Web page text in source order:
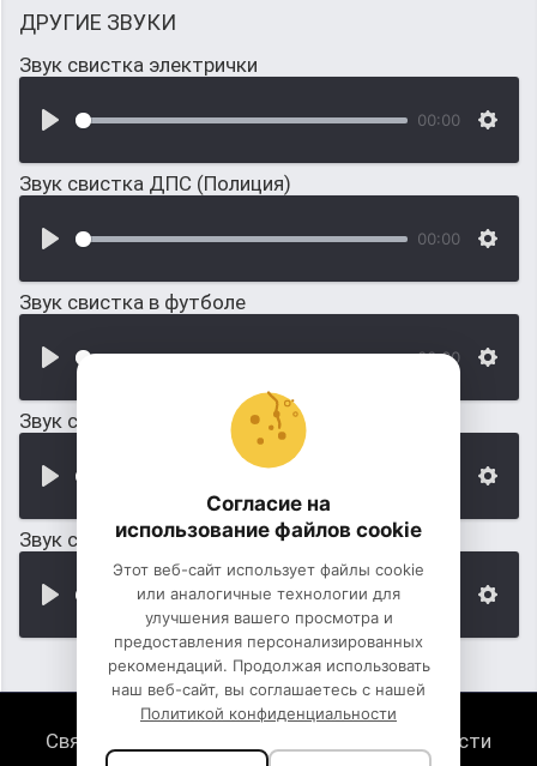
ДРУГИЕ ЗВУКИ
Звук свистка электрички
00:00
Звук свистка ДПС (Полиция)
00:00
Звук свистка в футболе
00:00
Звук свистка в бассейне
Звук свистка на ралли
Связь с нами
Политика конфиденциальности
Согласие на
использование файлов cookie
Этот веб-сайт использует файлы cookie
или аналогичные технологии для
улучшения вашего просмотра и
предоставления персонализированных
рекомендаций. Продолжая использовать
наш веб-сайт, вы соглашаетесь с нашей
Политикой конфиденциальности